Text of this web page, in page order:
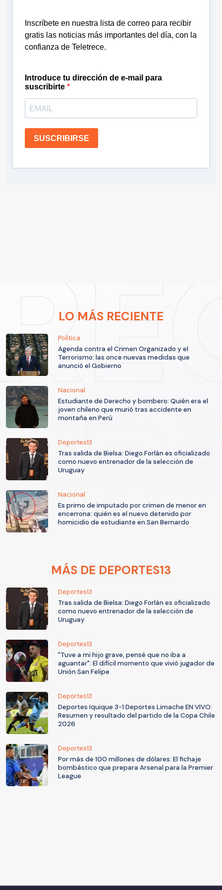
Inscríbete en nuestra lista de correo para recibir
gratis las noticias más importantes del día, con la
confianza de Teletrece.
Introduce tu dirección de e-mail para
suscribirte
SUSCRIBIRSE
LO MÁS RECIENTE
Política
Agenda contra el Crimen Organizado y el
Terrorismo: las once nuevas medidas que
anunció el Gobierno
Nacional
Estudiante de Derecho y bombero: Quién era el
joven chileno que murió tras accidente en
montaña en Perú
Deportes13
Tras salida de Bielsa: Diego Forlán es oficializado
como nuevo entrenador de la selección de
Uruguay
Nacional
Es primo de imputado por crimen de menor en
encerrona: quién es el nuevo detenido por
homicidio de estudiante en San Bernardo
MÁS DE DEPORTES13
Deportes13
Tras salida de Bielsa: Diego Forlán es oficializado
como nuevo entrenador de la selección de
Uruguay
Deportes13
"Tuve a mi hijo grave, pensé que no iba a
aguantar": El difícil momento que vivió jugador de
Unión San Felipe
Deportes13
Deportes Iquique 3-1 Deportes Limache EN VIVO:
Resumen y resultado del partido de la Copa Chile
2026
Deportes13
Por más de 100 millones de dólares: El fichaje
bombástico que prepara Arsenal para la Premier
League